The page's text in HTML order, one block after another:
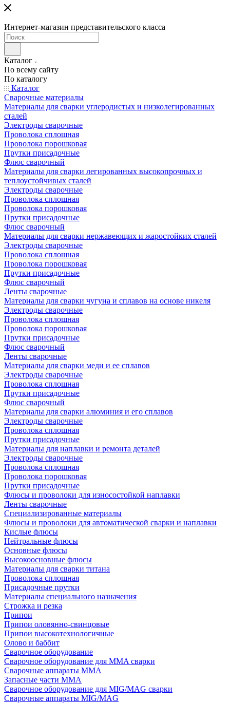
Интернет-магазин представительского класса
Каталог
По всему сайту
По каталогу
Каталог
Сварочные материалы
Материалы для сварки углеродистых и низколегированных
сталей
Электроды сварочные
Проволока сплошная
Проволока порошковая
Прутки присадочные
Флюс сварочный
Материалы для сварки легированных высокопрочных и
теплоустойчивых сталей
Электроды сварочные
Проволока сплошная
Проволока порошковая
Прутки присадочные
Флюс сварочный
Материалы для сварки нержавеющих и жаростойких сталей
Электроды сварочные
Проволока сплошная
Проволока порошковая
Прутки присадочные
Флюс сварочный
Ленты сварочные
Материалы для сварки чугуна и сплавов на основе никеля
Электроды сварочные
Проволока сплошная
Проволока порошковая
Прутки присадочные
Флюс сварочный
Ленты сварочные
Материалы для сварки меди и ее сплавов
Электроды сварочные
Проволока сплошная
Прутки присадочные
Флюс сварочный
Материалы для сварки алюминия и его сплавов
Электроды сварочные
Проволока сплошная
Прутки присадочные
Материалы для наплавки и ремонта деталей
Электроды сварочные
Проволока сплошная
Проволока порошковая
Прутки присадочные
Флюсы и проволоки для износостойкой наплавки
Ленты сварочные
Специализированные материалы
Флюсы и проволоки для автоматической сварки и наплавки
Кислые флюсы
Нейтральные флюсы
Основные флюсы
Высокоосновные флюсы
Материалы для сварки титана
Проволока сплошная
Присадочные прутки
Материалы специального назначения
Строжка и резка
Припои
Припои оловянно-свинцовые
Припои высокотехнологичные
Олово и баббит
Сварочное оборудование
Сварочное оборудование для MMA сварки
Сварочные аппараты MMA
Запасные части MMA
Сварочное оборудование для MIG/MAG сварки
Сварочные аппараты MIG/MAG